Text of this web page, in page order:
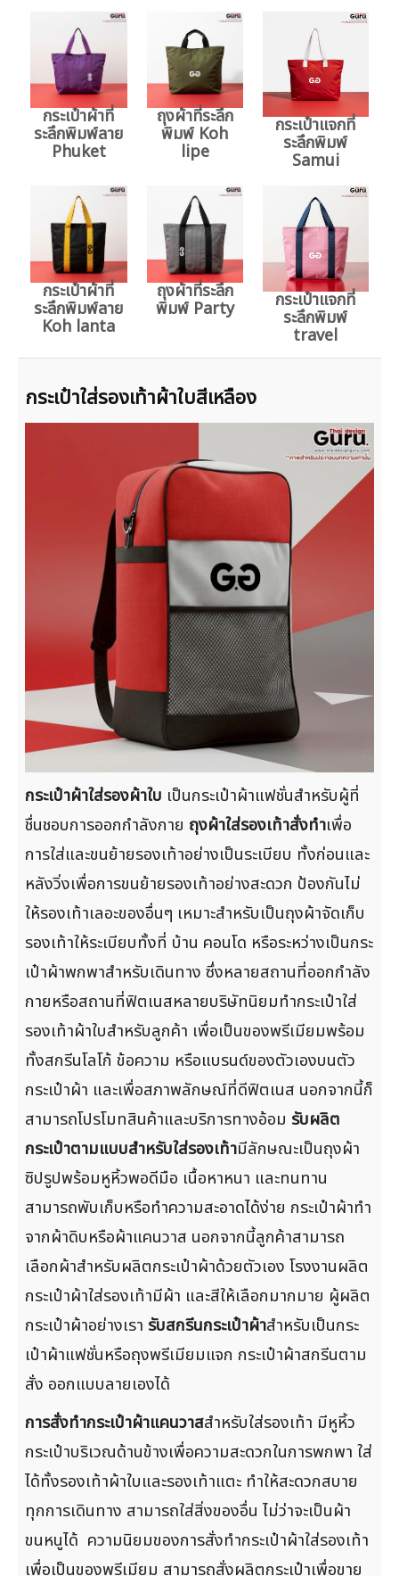
กระเป๋าผ้าที่
ระลึกพิมพ์ลาย
Phuket
ถุงผ้าที่ระลึก
พิมพ์ Koh
lipe
กระเป๋าแจกที่
ระลึกพิมพ์
Samui
กระเป๋าผ้าที่
ระลึกพิมพ์ลาย
Koh lanta
ถุงผ้าที่ระลึก
พิมพ์ Party กระเป๋าแจกที่
ระลึกพิมพ์
travel
กระเป๋าใส่รองเท้าผ้าใบสีเหลือง
กระเป๋าผ้าใส่รองผ้าใบ เป็นกระเป๋าผ้าแฟชั่นสำหรับผู้ที่
ชื่นชอบการออกกำลังกาย ถุงผ้าใส่รองเท้าสั่งทำเพื่อ
การใส่และขนย้ายรองเท้าอย่างเป็นระเบียบ ทั้งก่อนและ
หลังวิ่งเพื่อการขนย้ายรองเท้าอย่างสะดวก ป้องกันไม่
ให้รองเท้าเลอะของอื่นๆ เหมาะสำหรับเป็นถุงผ้าจัดเก็บ
รองเท้าให้ระเบียบทั้งที่ บ้าน คอนโด หรือระหว่างเป็นกระ
เป๋าผ้าพกพาสำหรับเดินทาง ซึ่งหลายสถานที่ออกกำลัง
กายหรือสถานที่ฟิตเนสหลายบริษัทนิยมทำกระเป๋าใส่
รองเท้าผ้าใบสำหรับลูกค้า เพื่อเป็นของพรีเมียมพร้อม
ทั้งสกรีนโลโก้ ข้อความ หรือแบรนด์ของตัวเองบนตัว
กระเป๋าผ้า และเพื่อสภาพลักษณ์ที่ดีฟิตเนส นอกจากนี้ก็
สามารถโปรโมทสินค้าและบริการทางอ้อม รับผลิต
กระเป๋าตามแบบสำหรับใส่รองเท้ามีลักษณะเป็นถุงผ้า
ซิปรูปพร้อมหูหิ้วพอดีมือ เนื้อหาหนา และทนทาน
สามารถพับเก็บหรือทำความสะอาดได้ง่าย กระเป๋าผ้าทำ
จากผ้าดิบหรือผ้าแคนวาส นอกจากนี้ลูกค้าสามารถ
เลือกผ้าสำหรับผลิตกระเป๋าผ้าด้วยตัวเอง โรงงานผลิต
กระเป๋าผ้าใส่รองเท้ามีผ้า และสีให้เลือกมากมาย ผู้ผลิต
กระเป๋าผ้าอย่างเรา รับสกรีนกระเป๋าผ้าสำหรับเป็นกระ
เป๋าผ้าแฟชั่นหรือถุงพรีเมียมแจก กระเป๋าผ้าสกรีนตาม
สั่ง ออกแบบลายเองได้
การสั่งทำกระเป๋าผ้าแคนวาสสำหรับใส่รองเท้า มีหูหิ้ว
กระเป๋าบริเวณด้านข้างเพื่อความสะดวกในการพกพา ใส่
ได้ทั้งรองเท้าผ้าใบและรองเท้าแตะ ทำให้สะดวกสบาย
ทุกการเดินทาง สามารถใส่สิ่งของอื่น ไม่ว่าจะเป็นผ้า
ขนหนูได้ ความนิยมของการสั่งทำกระเป๋าผ้าใส่รองเท้า
เพื่อเป็นของพรีเมียม สามารถสั่งผลิตกระเป๋าเพื่อขาย